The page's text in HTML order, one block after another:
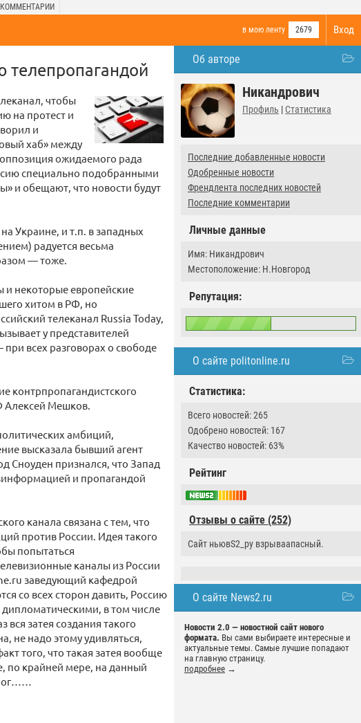
КОММЕНТАРИИ
Вход
в мою ленту 2679
Об авторе
Никандрович
Профиль | Статистика
Последние добавленные новости
Одобренные новости
Френдлента последних новостей
Последние комментарии
Личные данные
Имя: Никандрович
Местоположение: Н.Новгород
Репутация:
О сайте politonline.ru
Статистика:
Всего новостей: 265
Одобрено новостей: 167
Качество новостей: 63%
Рейтинг
Отзывы о сайте (252)
Сайт ньювS2_ру взрываапасный.
О сайте News2.ru
Новости 2.0 — новостной сайт нового
формата. Вы сами выбираете интересные и
актуальные темы. Самые лучшие попадают
на главную страницу.
подробнее →
телепропагандой
чтобы
на протест и
и
хаб» между
ожидаемого рада
специально подобранными
и обещают, что новости будут
Украине, и т.п. в западных
радуется весьма
— тоже.
некоторые европейские
хитом в РФ, но
телеканал Russia Today,
у представителей
всех разговорах о свободе
контрпропагандистского
Алексей Мешков.
амбиций,
высказала бывший агент
Сноуден признался, что Запад
и пропагандой
канала связана с тем, что
против России. Идея такого
попытаться
каналы из России
заведующий кафедрой
со всех сторон давить, Россию
в том числе
затея создания такого
не надо этому удивляться,
того, что такая затея вообще
по крайней мере, на данный